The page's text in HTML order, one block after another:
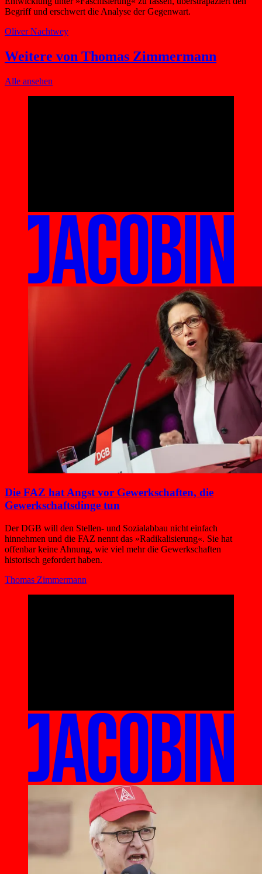
Begriff und erschwert die Analyse der Gegenwart.
Oliver Nachtwey
Weitere von Thomas Zimmermann
Alle ansehen
Die FAZ hat Angst vor Gewerkschaften, die
Gewerkschafts­dinge tun
Der DGB will den Stellen- und Sozialabbau nicht einfach
hinnehmen und die FAZ nennt das »Radikalisierung«. Sie hat
offenbar keine Ahnung, wie viel mehr die Gewerkschaften
historisch gefordert haben.
Thomas Zimmermann